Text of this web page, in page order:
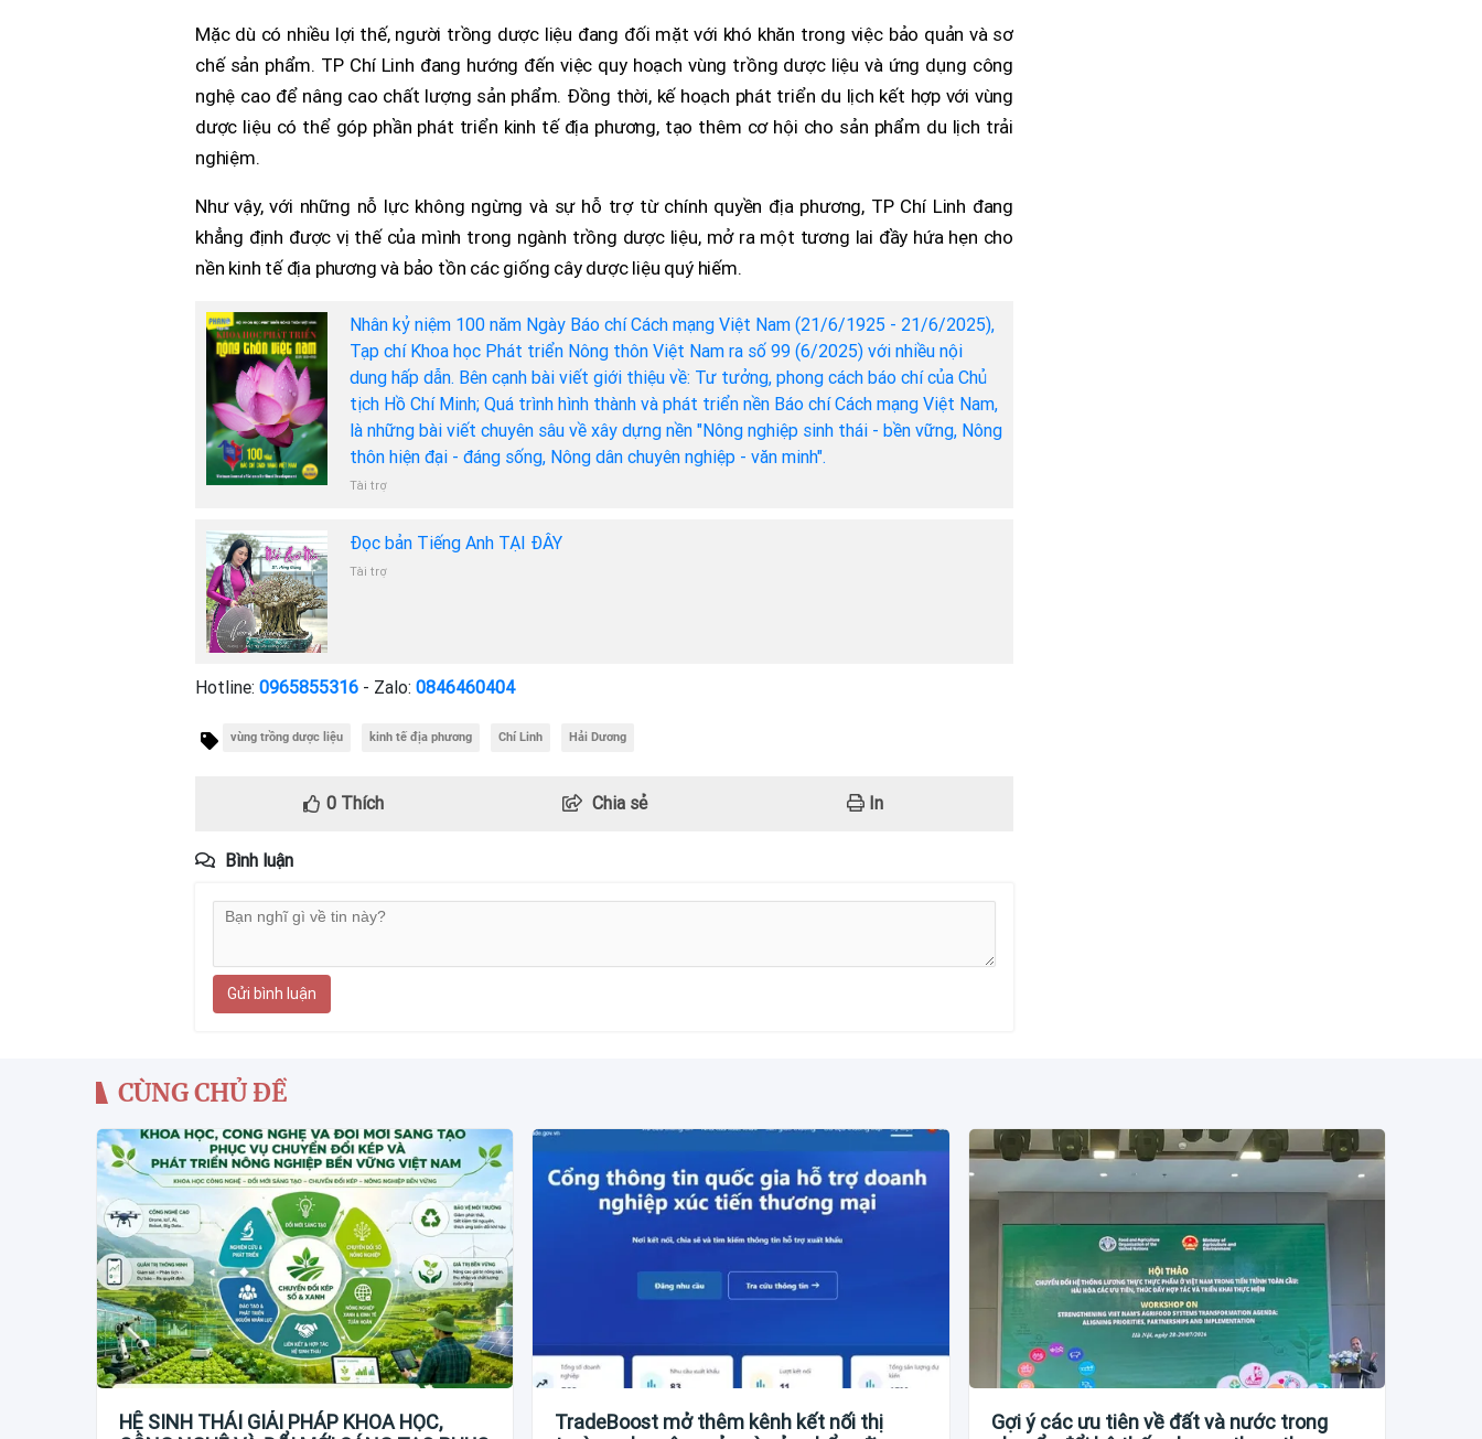
Mặc dù có nhiều lợi thế, người trồng dược liệu đang đối mặt với khó khăn trong việc bảo quản và sơ
chế sản phẩm. TP Chí Linh đang hướng đến việc quy hoạch vùng trồng dược liệu và ứng dụng công
nghệ cao để nâng cao chất lượng sản phẩm. Đồng thời, kế hoạch phát triển du lịch kết hợp với vùng
dược liệu có thể góp phần phát triển kinh tế địa phương, tạo thêm cơ hội cho sản phẩm du lịch trải
nghiệm.
Như vậy, với những nỗ lực không ngừng và sự hỗ trợ từ chính quyền địa phương, TP Chí Linh đang
khẳng định được vị thế của mình trong ngành trồng dược liệu, mở ra một tương lai đầy hứa hẹn cho
nền kinh tế địa phương và bảo tồn các giống cây dược liệu quý hiếm.
Nhân kỷ niệm 100 năm Ngày Báo chí Cách mạng Việt Nam (21/6/1925 - 21/6/2025),
Tạp chí Khoa học Phát triển Nông thôn Việt Nam ra số 99 (6/2025) với nhiều nội
dung hấp dẫn. Bên cạnh bài viết giới thiệu về: Tư tưởng, phong cách báo chí của Chủ
tịch Hồ Chí Minh; Quá trình hình thành và phát triển nền Báo chí Cách mạng Việt Nam,
là những bài viết chuyên sâu về xây dựng nền "Nông nghiệp sinh thái - bền vững, Nông
thôn hiện đại - đáng sống, Nông dân chuyên nghiệp - văn minh".
Tài trợ
Đọc bản Tiếng Anh TẠI ĐÂY
Tài trợ
Hotline: 0965855316 - Zalo: 0846460404
vùng trồng dược liệu kinh tế địa phương Chí Linh Hải Dương
0Thích Chia sẻ In
Bình luận
Gửi bình luận
CÙNG CHỦ ĐỀ
HỆ SINH THÁI GIẢI PHÁP KHOA HỌC,
TradeBoost mở thêm kênh kết nối thị
Gợi ý các ưu tiên về đất và nước trong